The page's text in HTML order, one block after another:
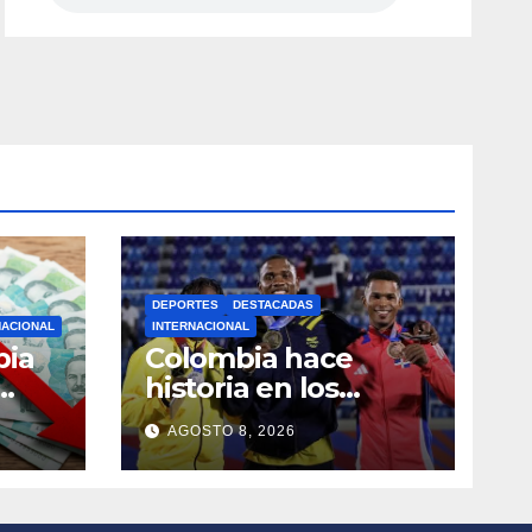
DEPORTES
DESTACADAS
INTERNACIONAL
Colombia hace
historia en los
Juegos
Centroamericanos y
del Caribe 2026
AGOSTO 8, 2026